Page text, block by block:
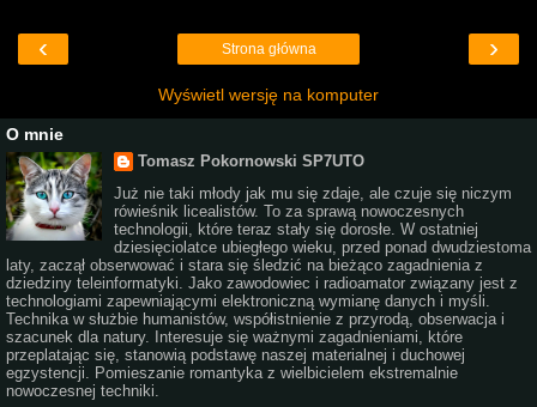
‹ ›
Strona główna
Wyświetl wersję na komputer
O mnie
Tomasz Pokornowski SP7UTO
Już nie taki młody jak mu się zdaje, ale czuje się niczym
rówieśnik licealistów. To za sprawą nowoczesnych
technologii, które teraz stały się dorosłe. W ostatniej
dziesięciolatce ubiegłego wieku, przed ponad dwudziestoma
laty, zaczął obserwować i stara się śledzić na bieżąco zagadnienia z
dziedziny teleinformatyki. Jako zawodowiec i radioamator związany jest z
technologiami zapewniającymi elektroniczną wymianę danych i myśli.
Technika w służbie humanistów, współistnienie z przyrodą, obserwacja i
szacunek dla natury. Interesuje się ważnymi zagadnieniami, które
przeplatając się, stanowią podstawę naszej materialnej i duchowej
egzystencji. Pomieszanie romantyka z wielbicielem ekstremalnie
nowoczesnej techniki.